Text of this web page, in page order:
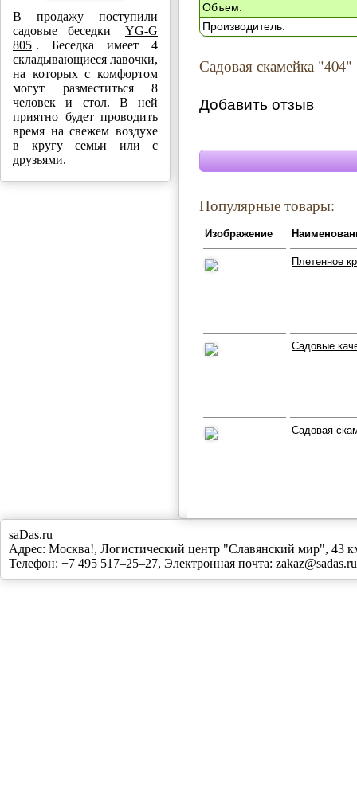
В продажу поступили
садовые беседки
YG-G
805 . Беседка имеет 4
складывающиеся лавочки,
на которых с комфортом
могут разместиться 8
человек и стол. В ней
приятно будет проводить
время на свежем воздухе
в кругу семьи или с
друзьями.
Объем:
Производитель:
Садовая скамейка "404"
Добавить отзыв
Популярные товары:
Изображение
Плетенное
Садовые
Садовая
saDas.ru
Адрес: Москва!, Логистический центр "Славянский мир",
Телефон: +7 495 517–25–27, Электронная почта: zakaz@sadas.ru